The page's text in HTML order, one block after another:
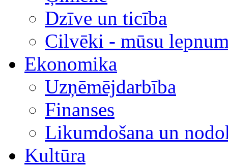
Dzīve un ticība
Cilvēki - mūsu
Ekonomika
Uzņēmējdarbība
Finanses
Likumdošana un
Kultūra